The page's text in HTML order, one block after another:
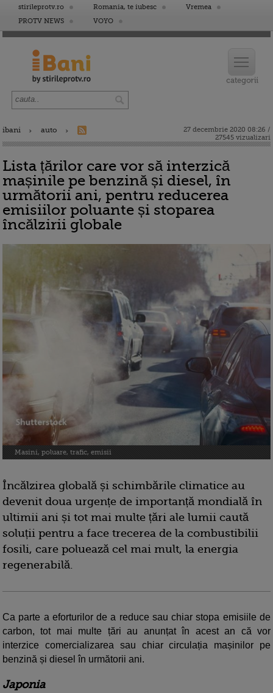
stirileprotv.ro Romania, te iubesc
Vremea
PROTV NEWS
VOYO
ibani auto
27 decembrie 2020 08:26 /
27545 vizualizari
Lista țărilor care vor să interzică
mașinile pe benzină și diesel, în
următorii ani, pentru reducerea
emisiilor poluante și stoparea
încălzirii globale
Masini, poluare, trafic, emisii
Încălzirea globală și schimbările climatice au
devenit doua urgențe de importanță mondială în
ultimii ani și tot mai multe țări ale lumii caută
soluții pentru a face trecerea de la combustibilii
fosili, care poluează cel mai mult, la energia
regenerabilă.
Ca parte a eforturilor de a reduce sau chiar stopa emisiile de
carbon, tot mai multe țări au anunțat în acest an că vor
interzice comercializarea sau chiar circulația mașinilor pe
benzină și diesel în următorii ani.
Japonia